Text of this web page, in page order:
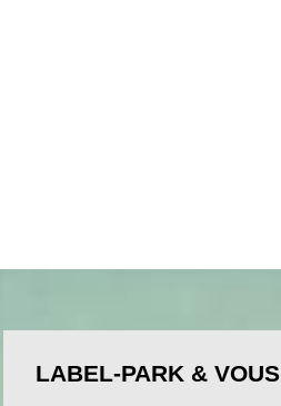
LABEL-PARK & VOUS